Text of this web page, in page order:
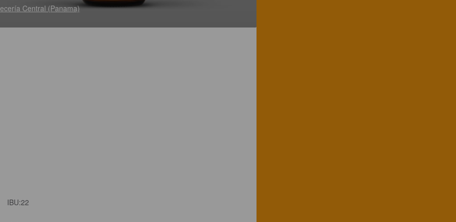
Central (Panama)
IBU:22